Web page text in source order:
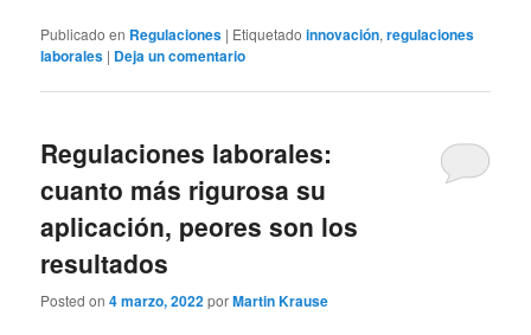
Publicado en Regulaciones | Etiquetado innovación,regulaciones
laborales | Deja un comentario
Regulaciones laborales:
cuanto más rigurosa su
aplicación, peores son los
resultados
Posted on4 marzo, 2022porMartin Krause